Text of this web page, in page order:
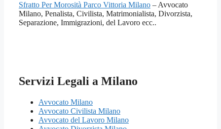
Sfratto Per Morosità Parco Vittoria Milano – Avvocato
Milano, Penalista, Civilista, Matrimonialista, Divorzista,
Separazione, Immigrazioni, del Lavoro ecc..
Servizi Legali a Milano
Avvocato Milano
Avvocato Civilista Milano
Avvocato del Lavoro Milano